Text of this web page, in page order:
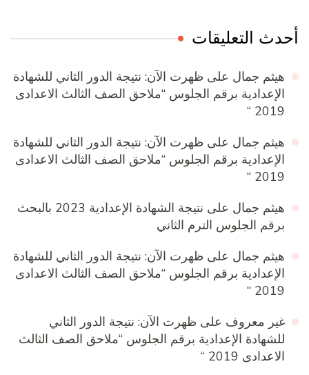
أحدث التعليقات
هيثم جمال على ظهرت الآن: نتيجة الدور الثاني للشهادة
الإعدادية برقم الجلوس “ملاحق الصف الثالث الاعدادى
2019 “
هيثم جمال على ظهرت الآن: نتيجة الدور الثاني للشهادة
الإعدادية برقم الجلوس “ملاحق الصف الثالث الاعدادى
2019 “
هيثم جمال على
نتيجة الشهادة الإعدادية 2023 بالبحث
برقم الجلوس الترم الثاني
هيثم جمال على ظهرت الآن: نتيجة الدور الثاني للشهادة
الإعدادية برقم الجلوس “ملاحق الصف الثالث الاعدادى
2019 “
غير معروف على ظهرت الآن: نتيجة الدور الثاني
للشهادة الإعدادية برقم الجلوس “ملاحق الصف الثالث
الاعدادى 2019 “